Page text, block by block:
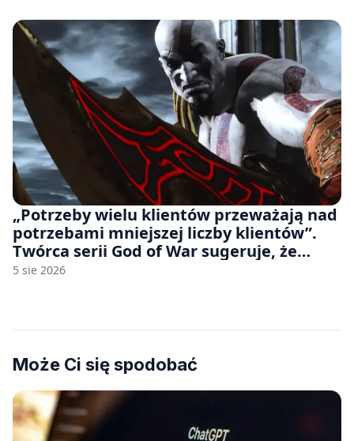
„Potrzeby wielu klientów przeważają nad
potrzebami mniejszej liczby klientów”.
Twórca serii God of War sugeruje, że
rozumie, dlaczego Sony rezygnuje z gier
5 sie 2026
Może Ci się spodobać